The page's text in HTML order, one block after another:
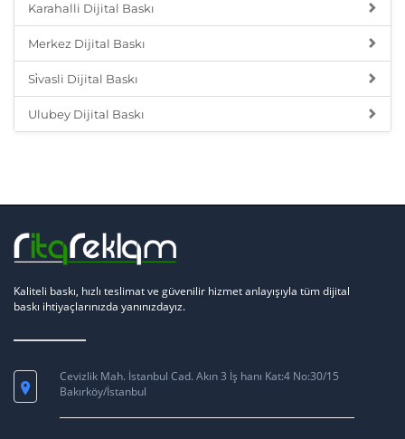
Karahalli Dijital Baskı
Merkez Dijital Baskı
Si̇vasli Dijital Baskı
Ulubey Dijital Baskı
Kaliteli baskı, hızlı teslimat ve güvenilir hizmet anlayışıyla tüm dijital
baskı ihtiyaçlarınızda yanınızdayız.
Cevizlik Mah. İstanbul Cad. Akın 3 İş hanı Kat:4 No:30/15
Bakırköy/İstanbul